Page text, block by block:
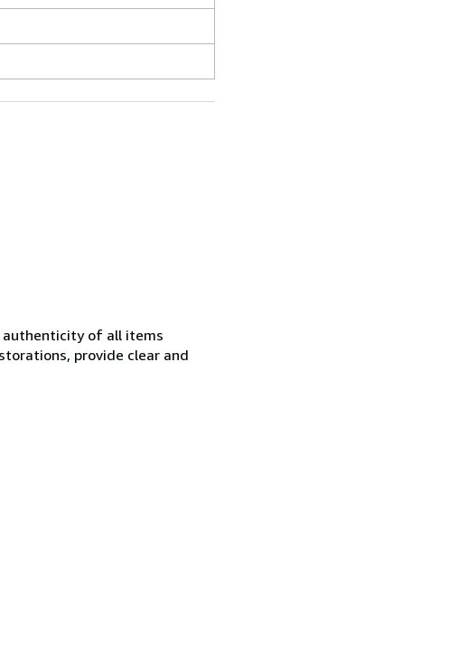
authenticity of all items
provide clear and